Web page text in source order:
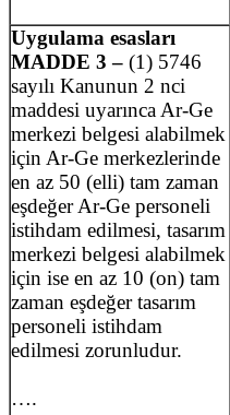
Uygulama esasları
MADDE 3 – (1) 5746
sayılı Kanunun 2 nci
maddesi uyarınca Ar-Ge
merkezi belgesi alabilmek
için Ar-Ge merkezlerinde
en az 50 (elli) tam zaman
eşdeğer Ar-Ge personeli
istihdam edilmesi, tasarım
merkezi belgesi alabilmek
için ise en az 10 (on) tam
zaman eşdeğer tasarım
personeli istihdam
edilmesi zorunludur.
….